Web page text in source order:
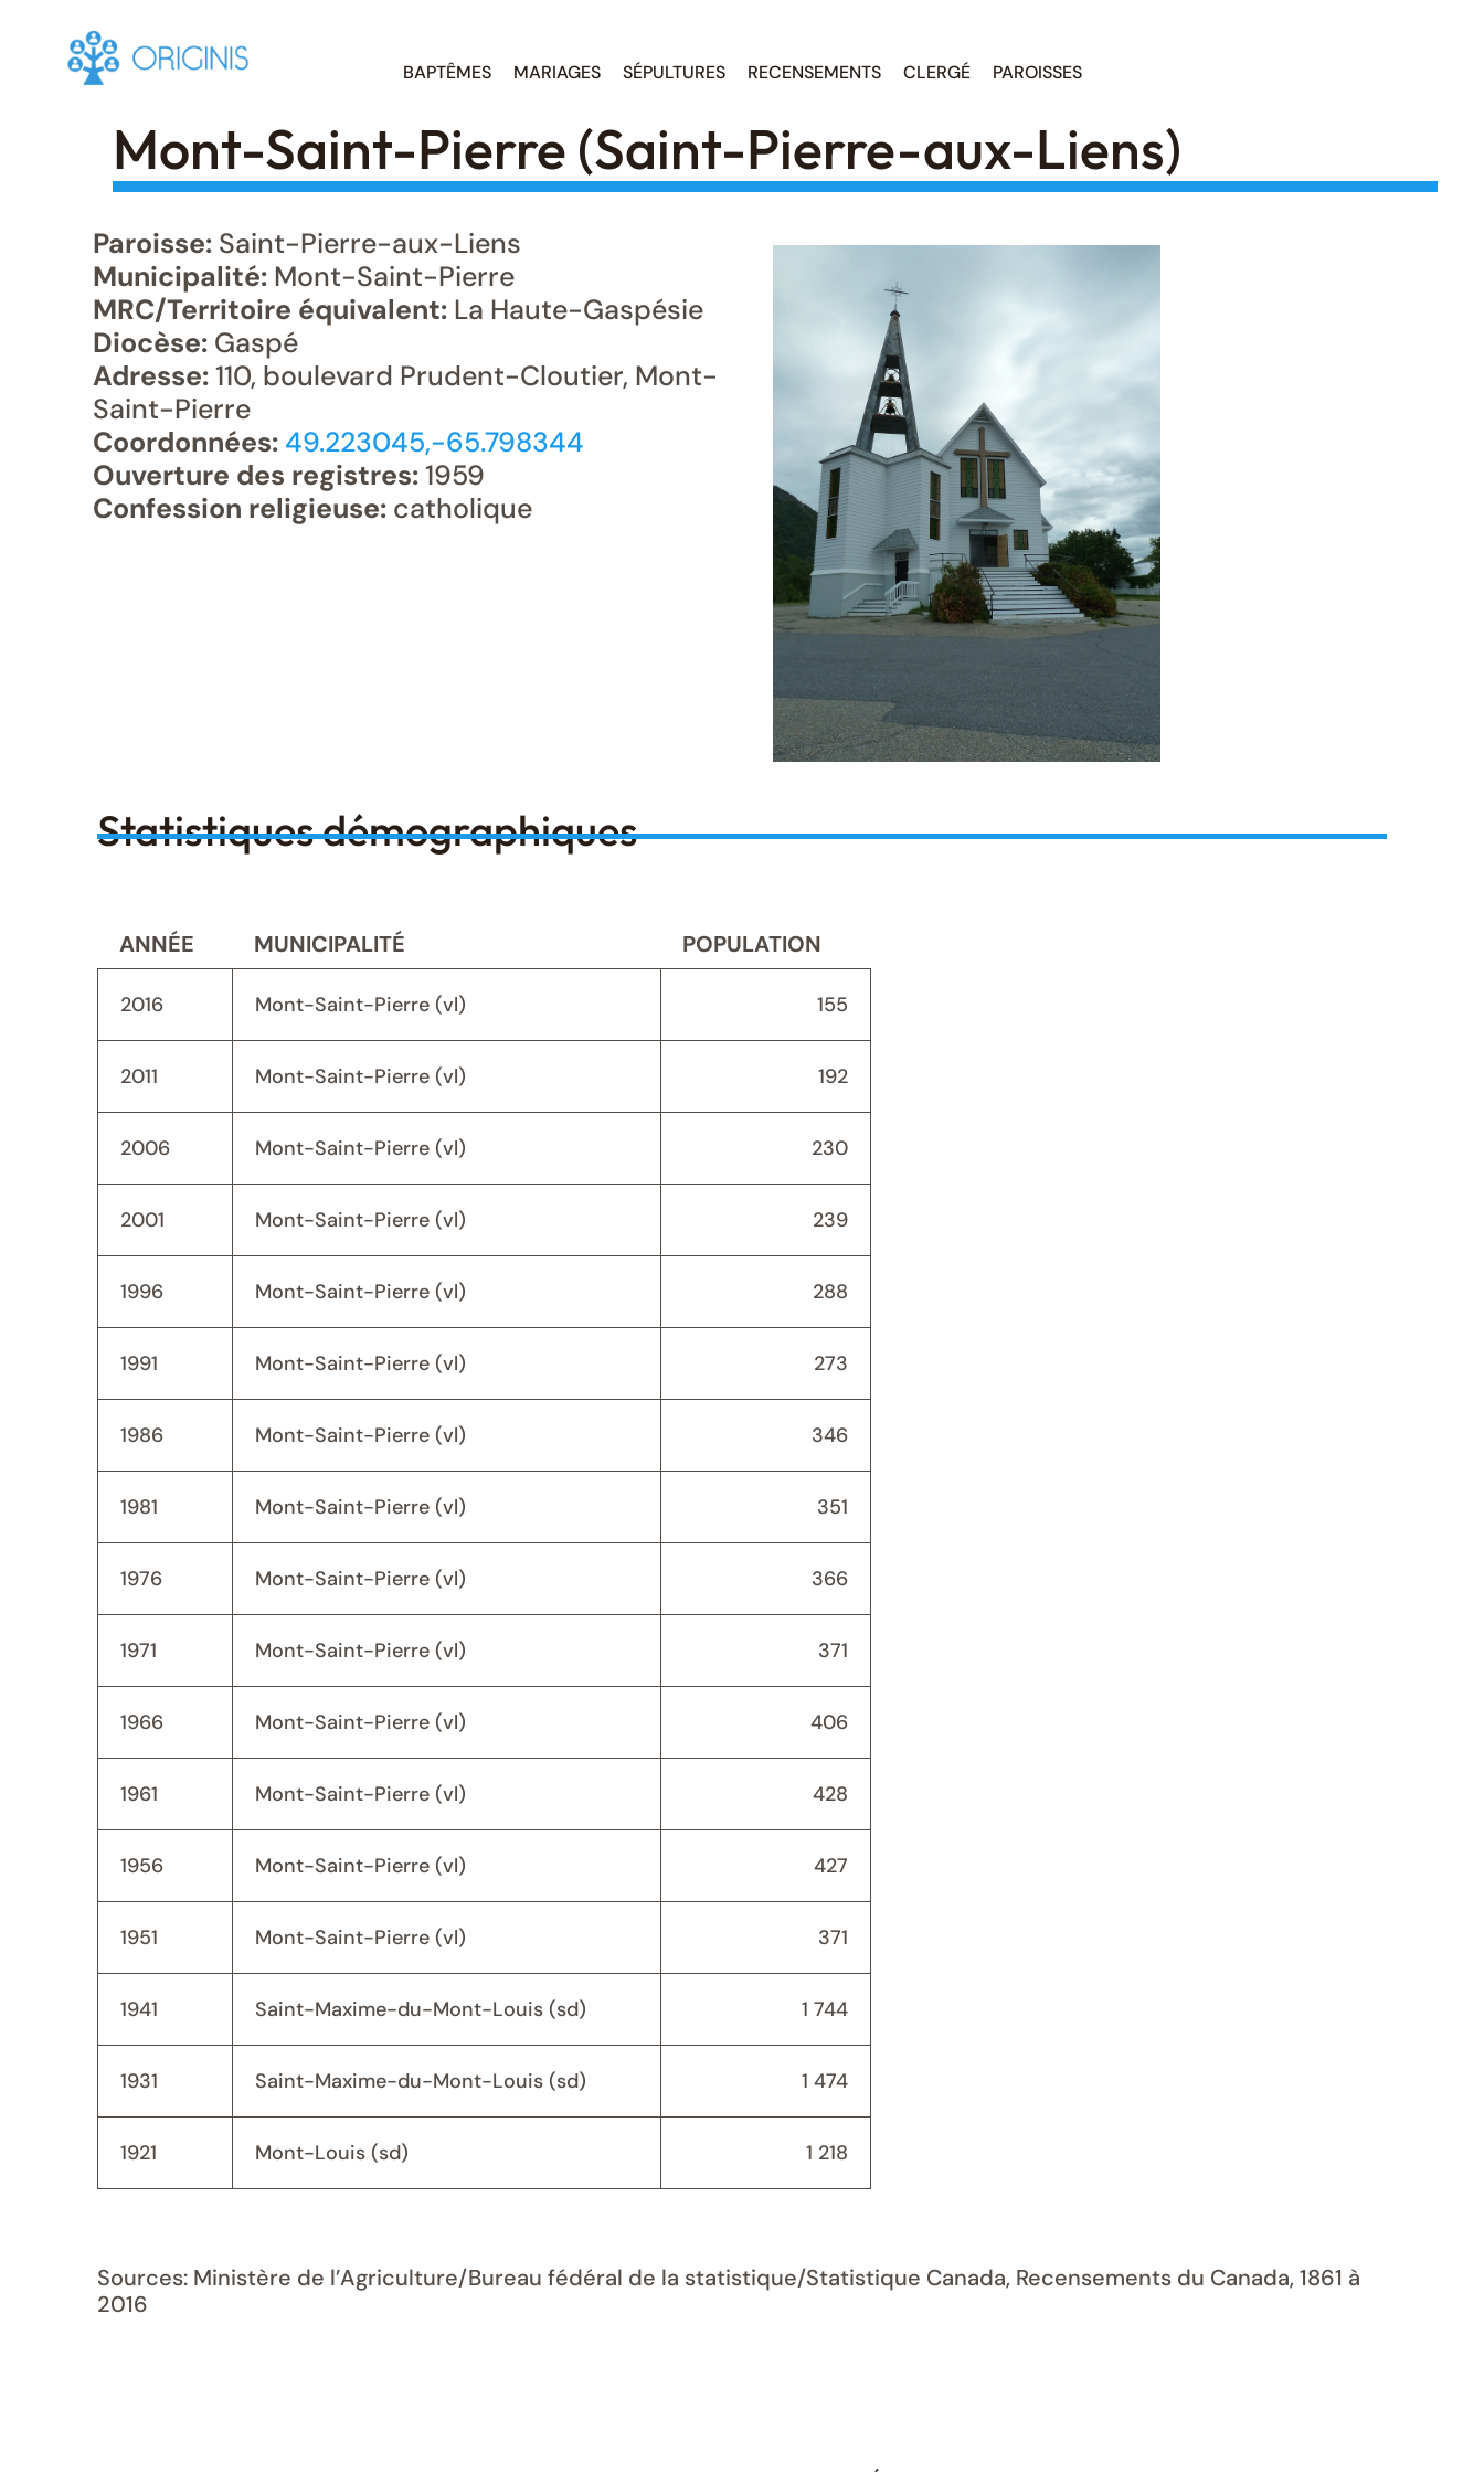
BAPTÊMES MARIAGES SÉPULTURES RECENSEMENTS CLERGÉ PAROISSES
Mont-Saint-Pierre (Saint-Pierre-aux-Liens)
Paroisse: Saint-Pierre-aux-Liens
Municipalité: Mont-Saint-Pierre
MRC/Territoire équivalent: La Haute-Gaspésie
Diocèse: Gaspé
Adresse:110, boulevard Prudent-Cloutier, Mont-
Saint-Pierre
Coordonnées: 49.223045,-65.798344
Ouverture des registres:1959
Confession religieuse: catholique
Statistiques démographiques
ANNÉE MUNICIPALITÉ POPULATION
2016 Mont-Saint-Pierre (vl) 155
2011 Mont-Saint-Pierre (vl) 192
2006 Mont-Saint-Pierre (vl) 230
2001 Mont-Saint-Pierre (vl) 239
1996 Mont-Saint-Pierre (vl) 288
1991 Mont-Saint-Pierre (vl) 273
1986 Mont-Saint-Pierre (vl) 346
1981 Mont-Saint-Pierre (vl) 351
1976 Mont-Saint-Pierre (vl) 366
1971 Mont-Saint-Pierre (vl) 371
1966 Mont-Saint-Pierre (vl) 406
1961 Mont-Saint-Pierre (vl) 428
1956 Mont-Saint-Pierre (vl) 427
1951 Mont-Saint-Pierre (vl) 371
1941 Saint-Maxime-du-Mont-Louis (sd) 1 744
1931 Saint-Maxime-du-Mont-Louis (sd) 1 474
1921 Mont-Louis (sd) 1 218
Sources: Ministère de l’Agriculture/Bureau fédéral de la statistique/Statistique Canada, Recensements du Canada, 1861 à
2016